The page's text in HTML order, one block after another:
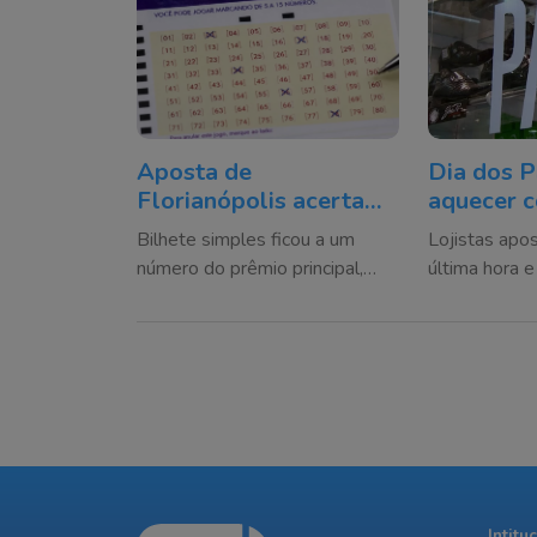
Aposta de
Florianópolis acerta
quatro números na
Quina e leva prêmio de
R$ 12 mil
Bilhete simples ficou a um
número do prêmio principal,
Dia dos
aquecer
alta de
vendas
Lojistas
última hora